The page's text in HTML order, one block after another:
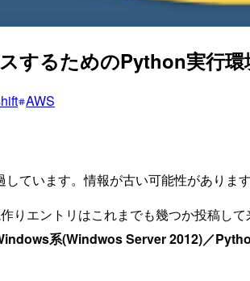
するためのPython実行
AWS
ています。情報が古い可能性がありま
りエントリはこれまでも幾つか投稿し
系(Windwos Server 2012)／